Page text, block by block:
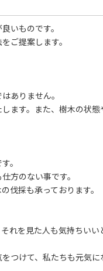
いものです。
ご提案します。
ありません。
ます。また、樹木の状
。
方のない事です。
伐採も承っております。
れを見た人も気持ちい
つけて、私たちも元気に